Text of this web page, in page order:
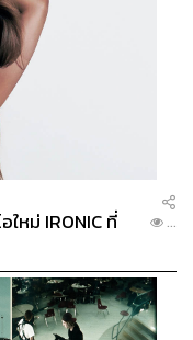
ใหม่ IRONIC ที่
...